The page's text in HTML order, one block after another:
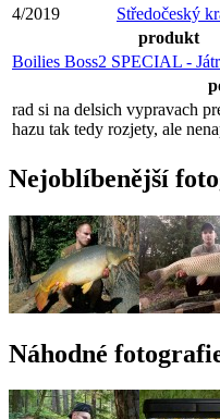
4/2019
Středočeský
produkt
Boilies Boss2 SPECIAL -
rad si na delsich vypravach
hazu tak tedy rozjety, ale
Nejoblíbenější
Náhodné